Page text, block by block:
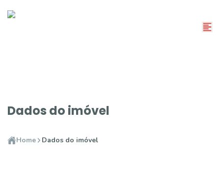
Dados do imóvel
Home Dados do imóvel